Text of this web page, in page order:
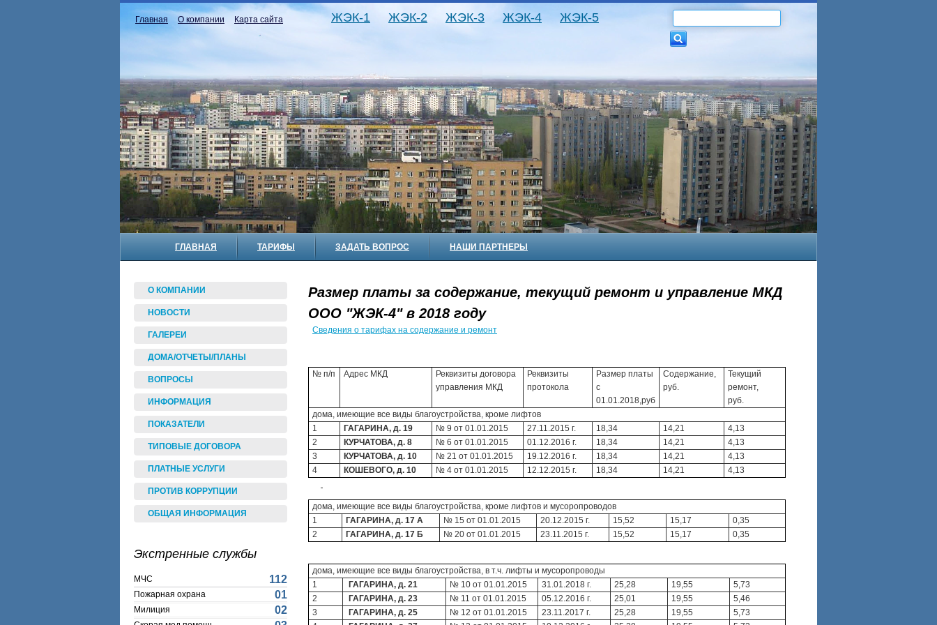
Главная О компании Карта сайта ЖЭК-1 ЖЭК-2 ЖЭК-3 ЖЭК-4 ЖЭК-5
ГЛАВНАЯ ТАРИФЫ ЗАДАТЬ ВОПРОС НАШИ ПАРТНЕРЫ
О КОМПАНИИ
НОВОСТИ
ГАЛЕРЕИ
ДОМА/ОТЧЕТЫ/ПЛАНЫ
ВОПРОСЫ
ИНФОРМАЦИЯ
ПОКАЗАТЕЛИ
ТИПОВЫЕ ДОГОВОРА
ПЛАТНЫЕ УСЛУГИ
ПРОТИВ КОРРУПЦИИ
ОБЩАЯ ИНФОРМАЦИЯ
Экстренные службы
МЧС 112
Пожарная охрана 01
Милиция 02
Размер платы за содержание, текущий ремонт и управление МКД
ООО "ЖЭК-4" в 2018 году
Сведения о тарифах на содержание и ремонт
№ п/п Адрес МКД
Реквизиты договора
управления МКД
Реквизиты
протокола
Размер платы
с
01.01.2018,руб
Содержание,
руб.
Текущий
ремонт,
руб.
дома, имеющие все виды благоустройства, кроме лифтов
1
ГАГАРИНА, д. 19 № 9 от 01.01.2015 27.11.2015 г. 18,34 14,21
4,13
2
КУРЧАТОВА, д. 8 № 6 от 01.01.2015 01.12.2016 г. 18,34 14,21
4,13
3
КУРЧАТОВА, д. 10 № 21 от 01.01.2015 19.12.2016 г. 18,34 14,21
4,13
4
КОШЕВОГО, д. 10 № 4 от 01.01.2015 12.12.2015 г. 18,34 14,21 4,13
дома, имеющие все виды благоустройства, кроме лифтов и мусоропроводов
1
ГАГАРИНА, д. 17 А № 15 от 01.01.2015 20.12.2015 г. 15,52 15,17
0,35
2
ГАГАРИНА, д. 17 Б № 20 от 01.01.2015 23.11.2015 г. 15,52 15,17 0,35
дома, имеющие все виды благоустройства, в т.ч. лифты и мусоропроводы
1
ГАГАРИНА, д. 21 № 10 от 01.01.2015 31.01.2018 г. 25,28 19,55
5,73
2
ГАГАРИНА, д. 23 № 11 от 01.01.2015 05.12.2016 г. 25,01 19,55
5,46
3
ГАГАРИНА, д. 25 № 12 от 01.01.2015 23.11.2017 г. 25,28 19,55
5,73